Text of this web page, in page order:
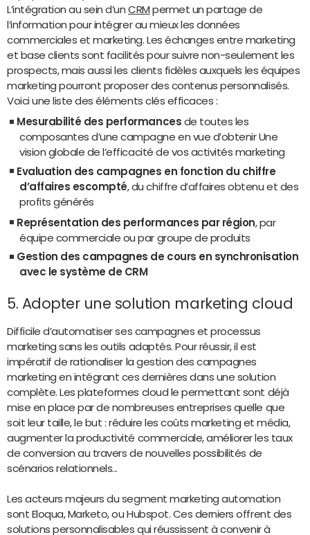
L’intégration au sein d’unCRM permet un partage de
l’information pour intégrer au mieux les données
commerciales et marketing. Les échanges entre marketing
et base clients sont facilités pour suivre non-seulement les
prospects, mais aussi les clients fidèles auxquels les équipes
marketing pourront proposer des contenus personnalisés.
Voici une liste des éléments clés efficaces :
Mesurabilité des performances de toutes les
composantes d’une campagne en vue d’obtenir Une
vision globale de l’efficacité de vos activités marketing
Evaluation des campagnes en fonction du chiffre
d’affaires escompté , du chiffre d’affaires obtenu et des
profits générés
Représentation des performances par région , par
équipe commerciale ou par groupe de produits
Gestion des campagnes de cours en synchronisation
avec le système de CRM
5. Adopter une solution marketing cloud
Difficile d’automatiser ses campagnes et processus
marketing sans les outils adaptés. Pour réussir, il est
impératif de rationaliser la gestion des campagnes
marketing en intégrant ces dernières dans une solution
complète. Les plateformes cloud le permettant sont déjà
mise en place par de nombreuses entreprises quelle que
soit leur taille, le but : réduire les coûts marketing et média,
augmenter la productivité commerciale, améliorer les taux
de conversion au travers de nouvelles possibilités de
scénarios relationnels...
Les acteurs majeurs du segment marketing automation
sont Eloqua, Marketo, ou Hubspot. Ces derniers offrent des
solutions personnalisables qui réussissent à convenir à